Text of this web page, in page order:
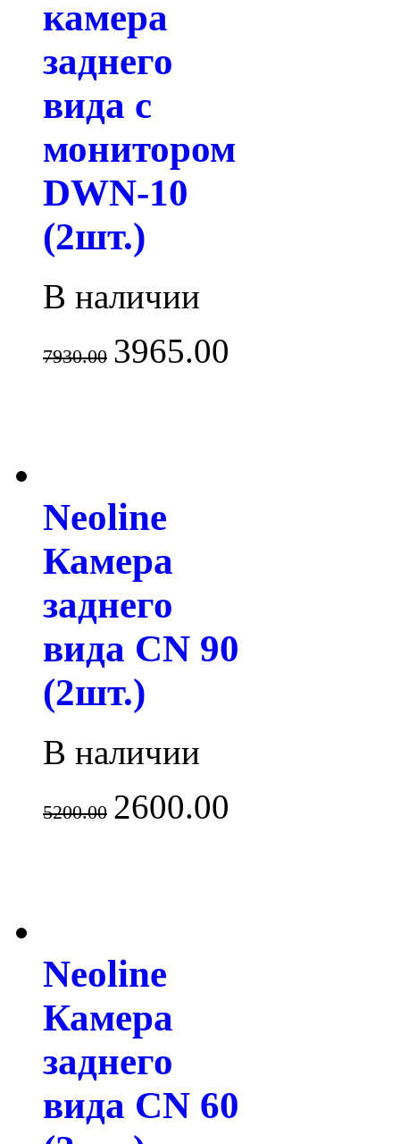
камера
заднего
вида с
монитором
DWN-10
(2шт.)
В наличии
7930.00 3965.00
Neoline
Камера
заднего
вида CN 90
(2шт.)
В наличии
5200.00 2600.00
Neoline
Камера
заднего
вида CN 60